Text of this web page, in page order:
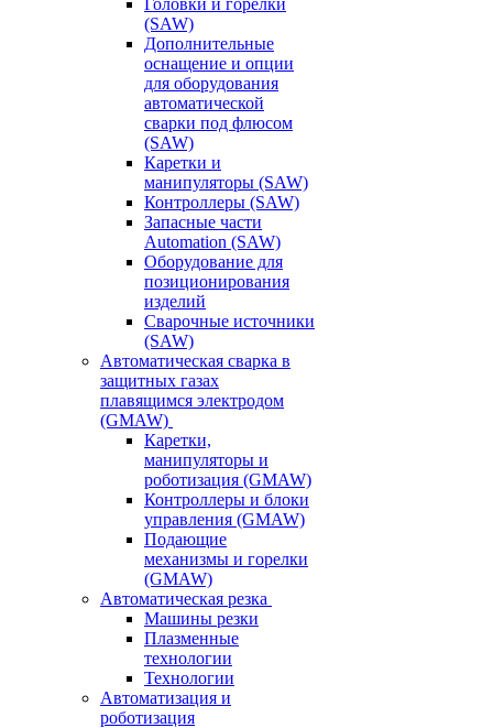
Головки и горелки
(SAW)
Дополнительные
оснащение и опции
для оборудования
автоматической
сварки под флюсом
(SAW)
Каретки и
манипуляторы (SAW)
Контроллеры (SAW)
Запасные части
Automation (SAW)
Оборудование для
позиционирования
изделий
Сварочные источники
(SAW)
Автоматическая сварка в
защитных газах
плавящимся электродом
(GMAW)
Каретки,
манипуляторы и
роботизация (GMAW)
Контроллеры и блоки
управления (GMAW)
Подающие
механизмы и горелки
(GMAW)
Автоматическая резка
Машины резки
Плазменные
технологии
Технологии
Автоматизация и
роботизация